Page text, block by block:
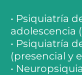
• Psiquiatría
adolescencia
• Psiquiatría
(presencial y
•